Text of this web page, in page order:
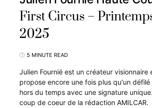
First Circus –
2025
5 MINUTE READ
Julien Fournié est un créateur visionnaire
propose encore une fois plus qu'un
hors du temps avec une signature
coup de coeur de la rédaction AMILCAR.